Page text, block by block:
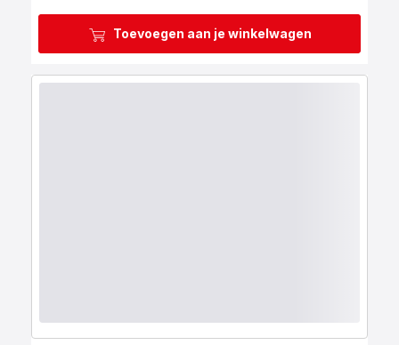
Toevoegen aan je winkelwagen